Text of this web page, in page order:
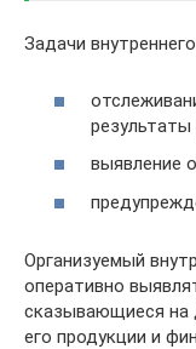
Задачи
выявление
Организуемый
оперативно
сказывающиеся на
его продукции и